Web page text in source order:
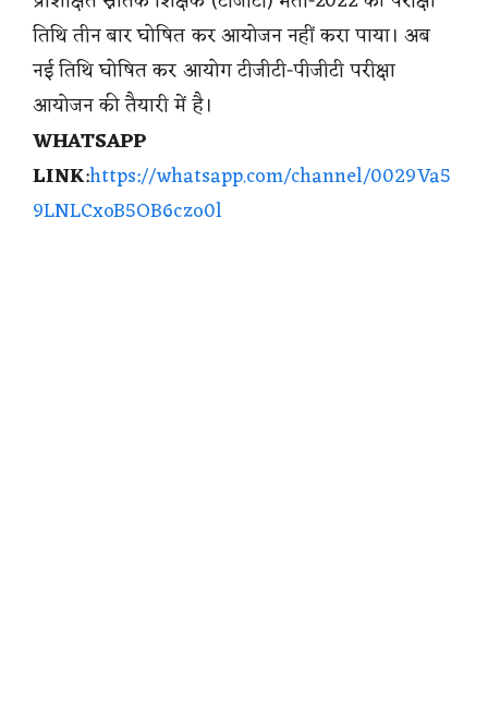
तिथि तीन बार घोषित कर आयोजन नहीं करा पाया। अब
नई तिथि घोषित कर आयोग टीजीटी-पीजीटी परीक्षा
आयोजन की तैयारी में है।
WHATSAPP
LINK:https://whatsapp.com/channel/0029Va5
9LNLCxoB5OB6czo0l